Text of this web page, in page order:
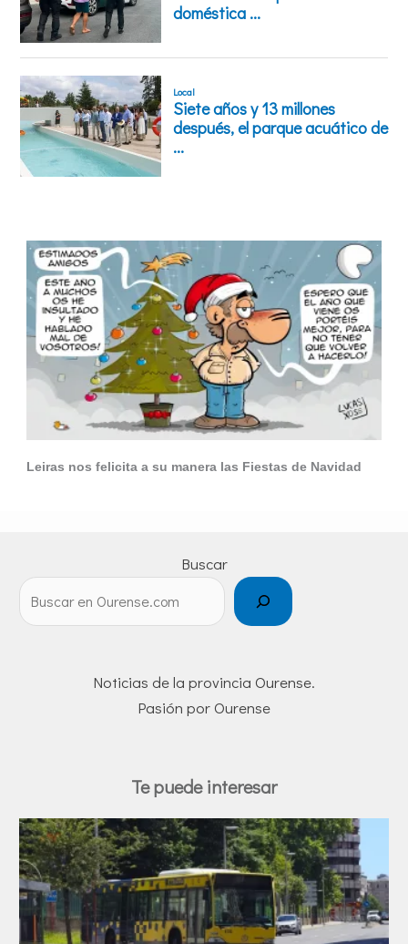
Leiras nos felicita a su manera las Fiestas de Navidad
Buscar
Noticias de la provincia Ourense.
Pasión por Ourense
Te puede interesar